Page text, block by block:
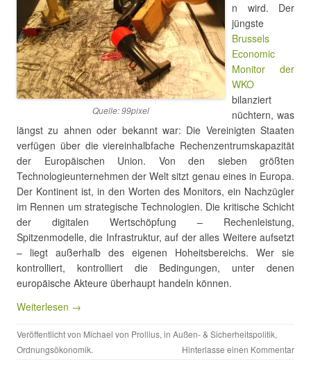
Quelle: 99pixel
n wird. Der
jüngste
Brussels
Economic
Monitor der
WKO
bilanziert
nüchtern, was
längst zu ahnen oder bekannt war: Die Vereinigten Staaten
verfügen über die viereinhalbfache Rechenzentrumskapazität
der Europäischen Union. Von den sieben größten
Technologieunternehmen der Welt sitzt genau eines in Europa.
Der Kontinent ist, in den Worten des Monitors, ein Nachzügler
im Rennen um strategische Technologien. Die kritische Schicht
der digitalen Wertschöpfung – Rechenleistung,
Spitzenmodelle, die Infrastruktur, auf der alles Weitere aufsetzt
– liegt außerhalb des eigenen Hoheitsbereichs. Wer sie
kontrolliert, kontrolliert die Bedingungen, unter denen
europäische Akteure überhaupt handeln können.
Weiterlesen →
Veröffentlicht von Michael von Prollius, in Außen- & Sicherheitspolitik,
Ordnungsökonomik. Hinterlasse einen Kommentar